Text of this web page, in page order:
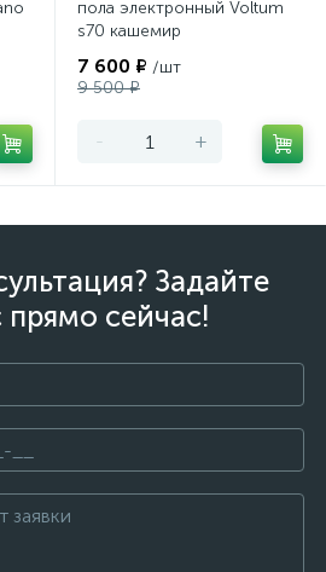
пола электронный Voltum
s70 кашемир
7 600 ₽ /шт
9 500 ₽
- +
Задайте
прямо сейчас!